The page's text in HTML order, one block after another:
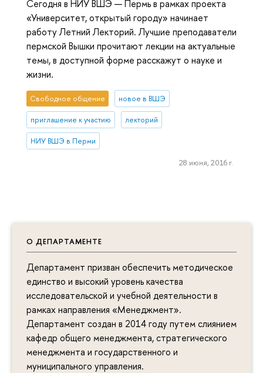
О ДЕПАРТАМЕНТЕ
Департамент призван обеспечить методическое
единство и высокий уровень качества
исследовательской и учебной деятельности в
рамках направления «Менеджмент».
Департамент создан в 2014 году путем слиянием
кафедр общего менеджмента, стратегического
менеджмента и государственного и
муниципального управления.
Сегодня в НИУ ВШЭ — Пермь в рамках проекта
«Университет, открытый городу» начинает
работу Летний Лекторий. Лучшие преподаватели
пермской Вышки прочитают лекции на актуальные
темы, в доступной форме расскажут о науке и
жизни.
Свободное общение новое в ВШЭ
приглашение к участию лекторий
НИУ ВШЭ в Перми
28 июня, 2016 г.